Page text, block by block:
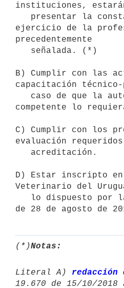
instituciones,
ejercicio de la
precedentemente
B) Cumplir con las
capacitación
competente lo
C) Cumplir con los
evaluación
D) Estar inscripto
Veterinario del
de 28 de agosto de
(*)Notas:
Literal A) redacción
19.670 de 15/10/